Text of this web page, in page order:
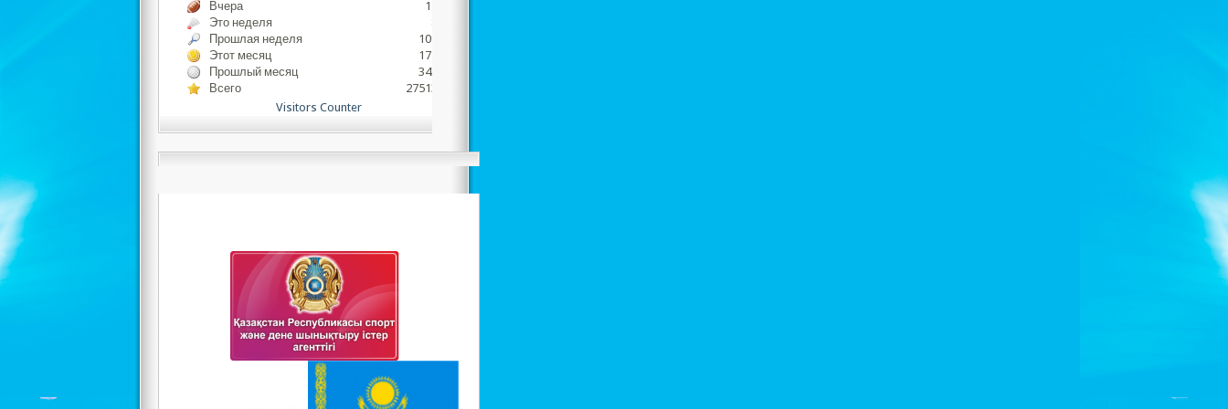
Вчера
1778
Это неделя
833
Прошлая неделя
10980
Этот месяц
17766
Прошлый месяц
34343
Всего
2751384
Visitors Counter